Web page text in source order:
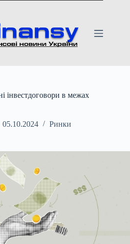
інвестдоговори в межах
05.10.2024 Ринки